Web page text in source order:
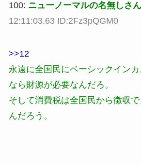
100: ニューノーマルの名無しさん
12:11:03.63 ID:2Fz3pQGM0
>>12
永遠に全国民にベーシックイン
なら財源が必要なんだろ。
そして消費税は全国民から徴収
んだろう。